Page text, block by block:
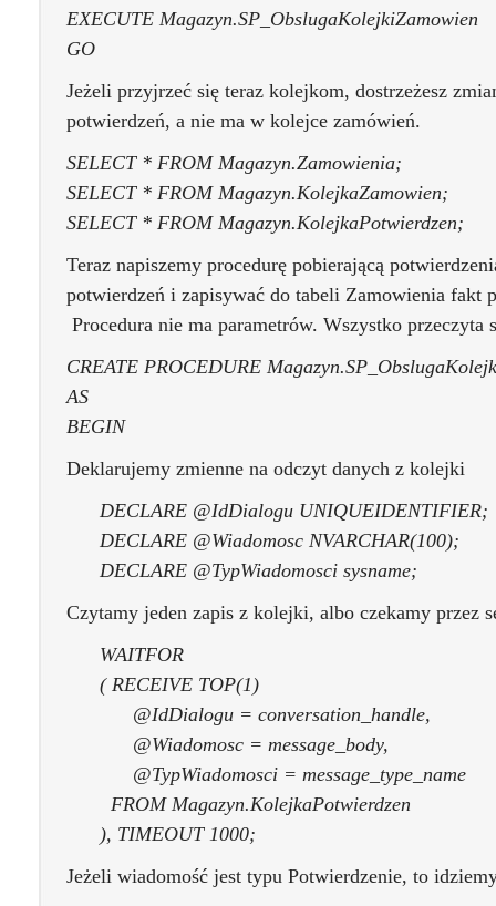
EXECUTE Magazyn.SP_ObslugaKolejkiZamowien
GO
Jeżeli przyjrzeć się teraz kolejkom, dostrzeżesz
potwierdzeń, a nie ma w kolejce zamówień.
SELECT * FROM Magazyn.Zamowienia;
SELECT * FROM Magazyn.KolejkaZamowien;
SELECT * FROM Magazyn.KolejkaPotwierdzen;
Teraz napiszemy procedurę pobierającą
potwierdzeń i zapisywać do tabeli Zamowienia fakt
Procedura nie ma parametrów. Wszystko
CREATE PROCEDURE
AS
BEGIN
Deklarujemy zmienne na odczyt danych z kolejki
DECLARE @IdDialogu UNIQUEIDENTIFIER;
DECLARE @Wiadomosc NVARCHAR(100);
DECLARE @TypWiadomosci sysname;
Czytamy jeden zapis z kolejki, albo czekamy przez
WAITFOR
( RECEIVE TOP(1)
@IdDialogu = conversation_handle,
@Wiadomosc = message_body,
@TypWiadomosci = message_type_name
FROM Magazyn.KolejkaPotwierdzen
), TIMEOUT 1000;
Jeżeli wiadomość jest typu Potwierdzenie, to